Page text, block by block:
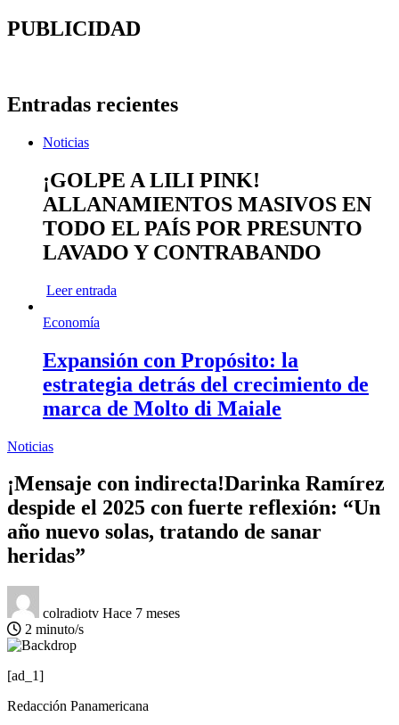
PUBLICIDAD
Entradas recientes
Noticias
¡GOLPE A LILI PINK!
ALLANAMIENTOS MASIVOS EN
TODO EL PAÍS POR PRESUNTO
LAVADO Y CONTRABANDO
Leer entrada
Economía
Expansión con Propósito: la
estrategia detrás del crecimiento de
marca de Molto di Maiale
Noticias
¡Mensaje con indirecta!Darinka Ramírez
despide el 2025 con fuerte reflexión: “Un
año nuevo solas, tratando de sanar
heridas”
colradiotv Hace 7 meses
2 minuto/s
[ad_1]
Redacción Panamericana